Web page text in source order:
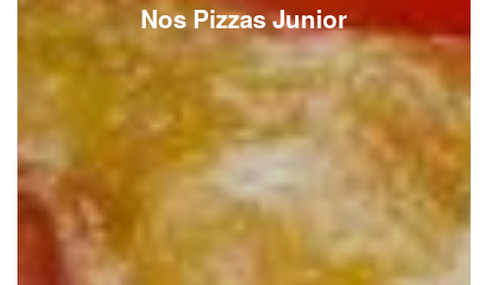
Nos Pizzas Junior